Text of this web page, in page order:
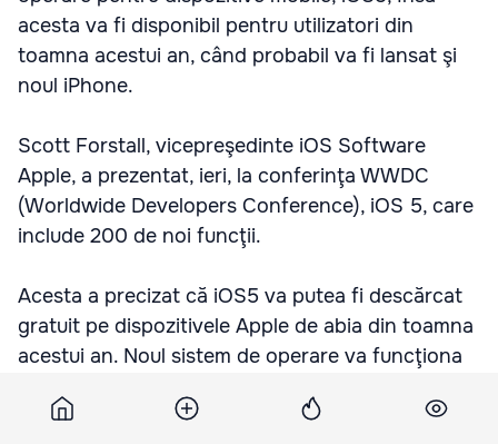
acesta va fi disponibil pentru utilizatori din
toamna acestui an, când probabil va fi lansat şi
noul iPhone.
Scott Forstall, vicepreşedinte iOS Software
Apple, a prezentat, ieri, la conferinţa WWDC
(Worldwide Developers Conference), iOS 5, care
include 200 de noi funcţii.
Acesta a precizat că iOS5 va putea fi descărcat
gratuit pe dispozitivele Apple de abia din toamna
acestui an. Noul sistem de operare va funcţiona
Touch 3G, iPod Touch 4G şi viitoarele terminale